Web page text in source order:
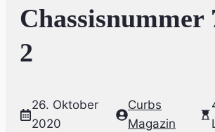
Chassisnummer
2
26. Oktober
2020
Curbs
Magazin